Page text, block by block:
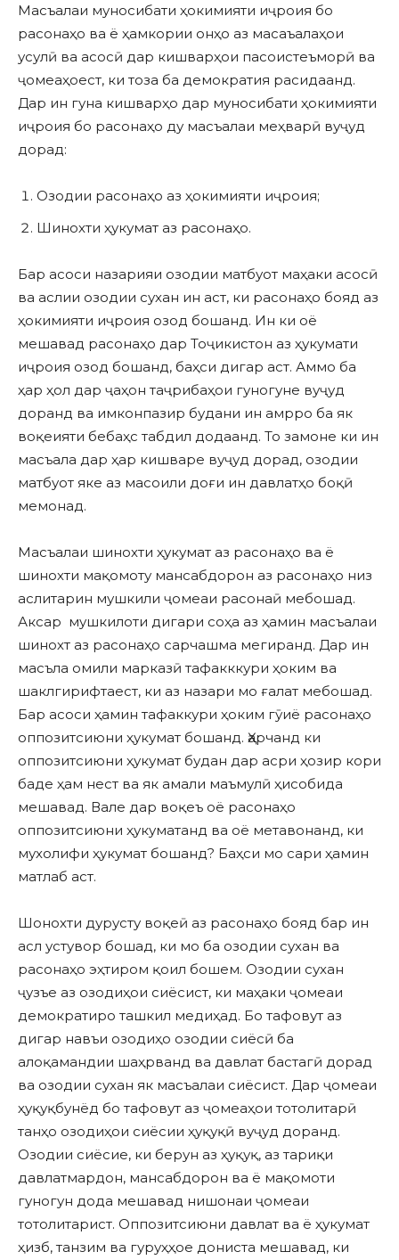
Масъалаи муносибати ҳокимияти иҷроия бо
расонаҳо ва ё ҳамкории онҳо аз масаъалаҳои
усулӣ ва асосӣ дар кишварҳои пасоистеъморӣ ва
ҷомеаҳоест, ки тоза ба демократия расидаанд.
Дар ин гуна кишварҳо дар муносибати ҳокимияти
иҷроия бо расонаҳо ду масъалаи меҳварӣ вуҷуд
дорад:
Озодии расонаҳо аз ҳокимияти иҷроия;
Шинохти ҳукумат аз расонаҳо.
Бар асоси назарияи озодии матбуот маҳаки асосӣ
ва аслии озодии сухан ин аст, ки расонаҳо бояд аз
ҳокимияти иҷроия озод бошанд. Ин ки оё
мешавад расонаҳо дар Тоҷикистон аз ҳукумати
иҷроия озод бошанд, баҳси дигар аст. Аммо ба
ҳар ҳол дар ҷаҳон таҷрибаҳои гуногуне вуҷуд
доранд ва имконпазир будани ин амрро ба як
воқеияти бебаҳс табдил додаанд. То замоне ки ин
масъала дар ҳар кишваре вуҷуд дорад, озодии
матбуот яке аз масоили доғи ин давлатҳо боқӣ
мемонад.
Масъалаи шинохти ҳукумат аз расонаҳо ва ё
шинохти мақомоту мансабдорон аз расонаҳо низ
аслитарин мушкили ҷомеаи расонаӣ мебошад.
Аксар мушкилоти дигари соҳа аз ҳамин масъалаи
шинохт аз расонаҳо сарчашма мегиранд. Дар ин
масъла омили марказӣ тафакккури ҳоким ва
шаклгирифтаест, ки аз назари мо ғалат мебошад.
Бар асоси ҳамин тафаккури ҳоким гӯиё расонаҳо
оппозитсиюни ҳукумат бошанд. Ҳарчанд ки
оппозитсиюни ҳукумат будан дар асри ҳозир кори
баде ҳам нест ва як амали маъмулӣ ҳисобида
мешавад. Вале дар воқеъ оё расонаҳо
оппозитсиюни ҳукуматанд ва оё метавонанд, ки
мухолифи ҳукумат бошанд? Баҳси мо сари ҳамин
матлаб аст.
Шонохти дурусту воқеӣ аз расонаҳо бояд бар ин
асл устувор бошад, ки мо ба озодии сухан ва
расонаҳо эҳтиром қоил бошем. Озодии сухан
ҷузъе аз озодиҳои сиёсист, ки маҳаки ҷомеаи
демократиро ташкил медиҳад. Бо тафовут аз
дигар навъи озодиҳо озодии сиёсӣ ба
алоқамандии шаҳрванд ва давлат бастагӣ дорад
ва озодии сухан як масъалаи сиёсист. Дар ҷомеаи
ҳуқуқбунёд бо тафовут аз ҷомеаҳои тотолитарӣ
танҳо озодиҳои сиёсии ҳуқуқӣ вуҷуд доранд.
Озодии сиёсие, ки берун аз ҳуқуқ, аз тариқи
давлатмардон, мансабдорон ва ё мақомоти
гуногун дода мешавад нишонаи ҷомеаи
тотолитарист. Оппозитсиюни давлат ва ё ҳукумат
ҳизб, танзим ва гуруҳҳое дониста мешавад, ки